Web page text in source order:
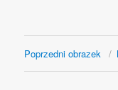
Poprzedni obrazek